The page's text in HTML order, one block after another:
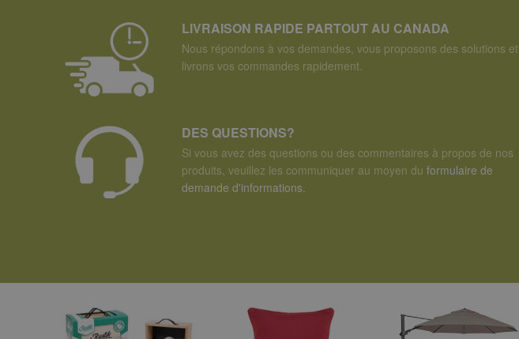
LIVRAISON RAPIDE PARTOUT AU CANADA
Nous répondons à vos demandes, vous proposons des solutions et
livrons vos commandes rapidement.
DES QUESTIONS?
Si vous avez des questions ou des commentaires à propos de nos
produits, veuillez les communiquer au moyen du formulaire de
demande d'informations.